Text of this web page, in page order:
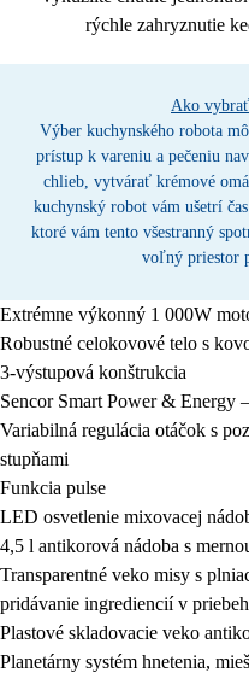
rýchle zahryznutie
Ako
Výber kuchynského robota
prístup k vareniu a pečeniu
chlieb, vytvárať krémové
kuchynský robot vám ušetrí
ktoré vám tento všestranný
voľný priestor
Extrémne výkonný 1 000W
Robustné celokovové telo s
3-výstupová konštrukcia
Sencor Smart Power & Energy
Variabilná regulácia otáčok s
stupňami
Funkcia pulse
LED osvetlenie mixovacej
4,5 l antikorová nádoba s
Transparentné veko misy s
pridávanie ingrediencií v
Plastové skladovacie veko
Planetárny systém hnetenia,